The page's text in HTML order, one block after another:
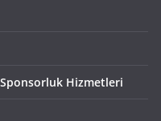
Hizmetleri